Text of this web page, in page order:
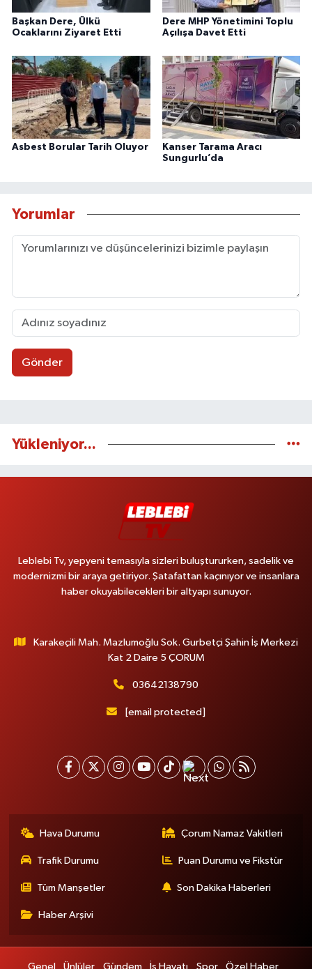
Başkan Dere, Ülkü
Ocaklarını Ziyaret Etti
Dere MHP Yönetimini Toplu
Açılışa Davet Etti
Asbest Borular Tarih Oluyor
Kanser Tarama Aracı
Sungurlu’da
Yorumlar
Gönder
Yükleniyor...
Leblebi Tv, yepyeni temasıyla sizleri buluştururken, sadelik ve
modernizmi bir araya getiriyor. Şatafattan kaçınıyor ve insanlara
haber okuyabilecekleri bir altyapı sunuyor.
Karakeçili Mah. Mazlumoğlu Sok. Gurbetçi Şahin İş Merkezi
Kat 2 Daire 5 ÇORUM
03642138790
[email protected]
Hava Durumu Çorum Namaz Vakitleri
Trafik Durumu Puan Durumu ve Fikstür
Tüm Manşetler Son Dakika Haberleri
Haber Arşivi
Genel Ünlüler Gündem İş Hayatı Spor Özel Haber